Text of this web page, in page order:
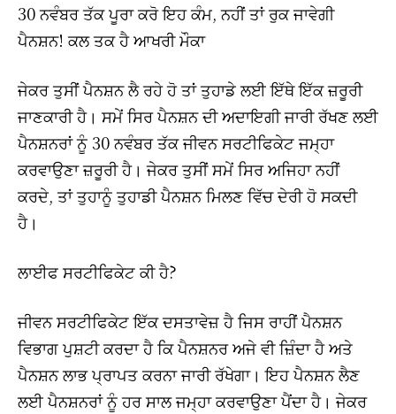
30 ਨਵੰਬਰ ਤੱਕ ਪੂਰਾ ਕਰੋ ਇਹ ਕੰਮ, ਨਹੀਂ ਤਾਂ ਰੁਕ ਜਾਵੇਗੀ
ਪੈਨਸ਼ਨ! ਕਲ ਤਕ ਹੈ ਆਖਰੀ ਮੌਕਾ
ਜੇਕਰ ਤੁਸੀਂ ਪੈਨਸ਼ਨ ਲੈ ਰਹੇ ਹੋ ਤਾਂ ਤੁਹਾਡੇ ਲਈ ਇੱਥੇ ਇੱਕ ਜ਼ਰੂਰੀ
ਜਾਣਕਾਰੀ ਹੈ। ਸਮੇਂ ਸਿਰ ਪੈਨਸ਼ਨ ਦੀ ਅਦਾਇਗੀ ਜਾਰੀ ਰੱਖਣ ਲਈ
ਪੈਨਸ਼ਨਰਾਂ ਨੂੰ 30 ਨਵੰਬਰ ਤੱਕ ਜੀਵਨ ਸਰਟੀਫਿਕੇਟ ਜਮ੍ਹਾ
ਕਰਵਾਉਣਾ ਜ਼ਰੂਰੀ ਹੈ। ਜੇਕਰ ਤੁਸੀਂ ਸਮੇਂ ਸਿਰ ਅਜਿਹਾ ਨਹੀਂ
ਕਰਦੇ, ਤਾਂ ਤੁਹਾਨੂੰ ਤੁਹਾਡੀ ਪੈਨਸ਼ਨ ਮਿਲਣ ਵਿੱਚ ਦੇਰੀ ਹੋ ਸਕਦੀ
ਹੈ।
ਲਾਈਫ ਸਰਟੀਫਿਕੇਟ ਕੀ ਹੈ?
ਜੀਵਨ ਸਰਟੀਫਿਕੇਟ ਇੱਕ ਦਸਤਾਵੇਜ਼ ਹੈ ਜਿਸ ਰਾਹੀਂ ਪੈਨਸ਼ਨ
ਵਿਭਾਗ ਪੁਸ਼ਟੀ ਕਰਦਾ ਹੈ ਕਿ ਪੈਨਸ਼ਨਰ ਅਜੇ ਵੀ ਜ਼ਿੰਦਾ ਹੈ ਅਤੇ
ਪੈਨਸ਼ਨ ਲਾਭ ਪ੍ਰਾਪਤ ਕਰਨਾ ਜਾਰੀ ਰੱਖੇਗਾ। ਇਹ ਪੈਨਸ਼ਨ ਲੈਣ
ਲਈ ਪੈਨਸ਼ਨਰਾਂ ਨੂੰ ਹਰ ਸਾਲ ਜਮ੍ਹਾ ਕਰਵਾਉਣਾ ਪੈਂਦਾ ਹੈ। ਜੇਕਰ